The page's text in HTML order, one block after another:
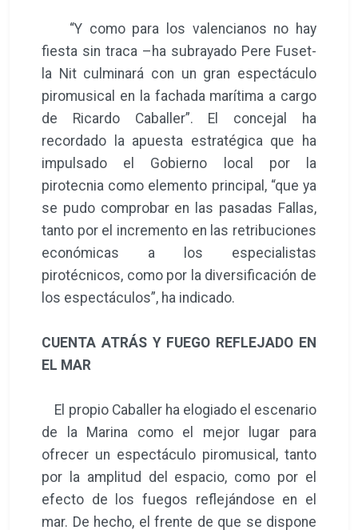
“Y como para los valencianos no hay
fiesta sin traca –ha subrayado Pere Fuset-
la Nit culminará con un gran espectáculo
piromusical en la fachada marítima a cargo
de Ricardo Caballer”. El concejal ha
recordado la apuesta estratégica que ha
impulsado el Gobierno local por la
pirotecnia como elemento principal, “que ya
se pudo comprobar en las pasadas Fallas,
tanto por el incremento en las retribuciones
económicas a los especialistas
pirotécnicos, como por la diversificación de
los espectáculos”, ha indicado.
CUENTA ATRÁS Y FUEGO REFLEJADO EN
EL MAR
El propio Caballer ha elogiado el escenario
de la Marina como el mejor lugar para
ofrecer un espectáculo piromusical, tanto
por la amplitud del espacio, como por el
efecto de los fuegos reflejándose en el
mar. De hecho, el frente de que se dispone